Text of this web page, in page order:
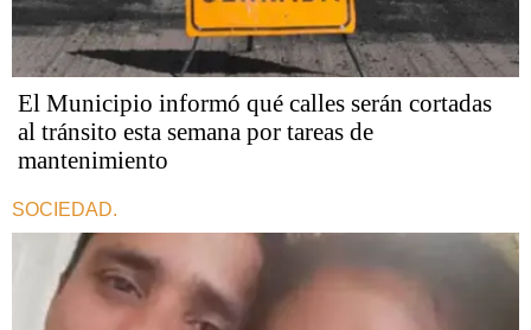
El Municipio informó qué calles serán cortadas
al tránsito esta semana por tareas de
mantenimiento
SOCIEDAD.